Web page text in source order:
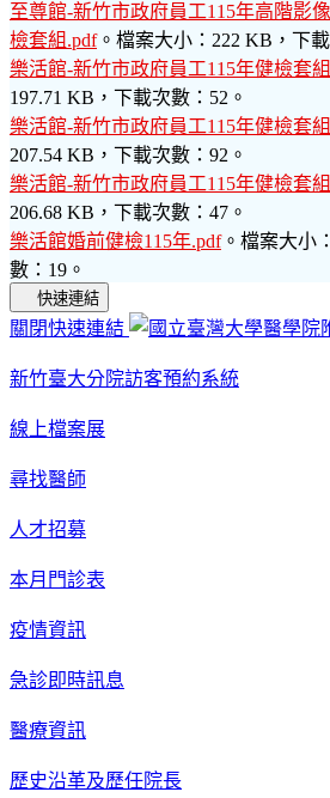
至尊館-新竹市政府員工115年高階影
檢套組.pdf。檔案大小：222 KB，下
樂活館-新竹市政府員工115年健檢套
197.71 KB，下載次數：52。
樂活館-新竹市政府員工115年健檢套
207.54 KB，下載次數：92。
樂活館-新竹市政府員工115年健檢套
206.68 KB，下載次數：47。
樂活館婚前健檢115年.pdf。檔案大小
數：19。
快速連結
關閉快速連結
新竹臺大分院訪客預約系統
線上檔案展
尋找醫師
人才招募
本月門診表
疫情資訊
急診即時訊息
醫療資訊
歷史沿革及歷任院長